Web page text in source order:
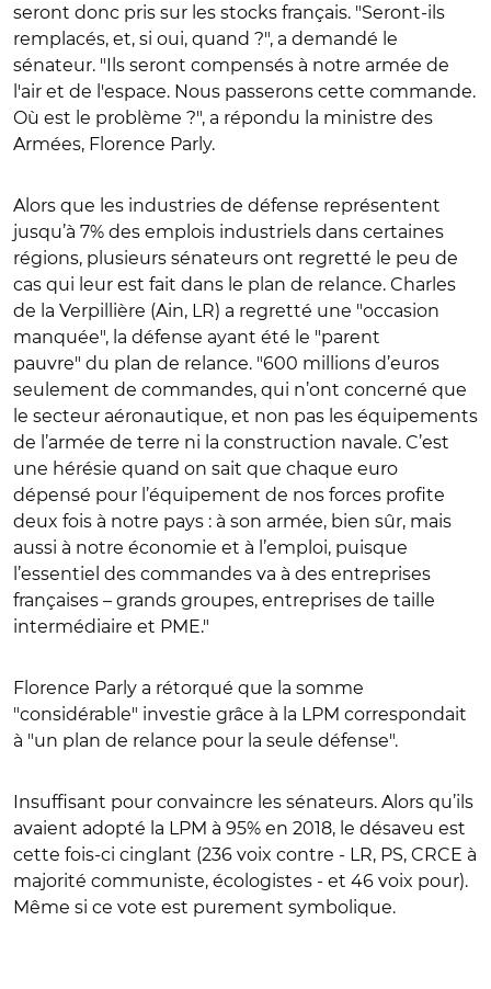
seront donc pris sur les stocks français. "Seront-ils
remplacés, et, si oui, quand ?", a demandé le
sénateur. "Ils seront compensés à notre armée de
l'air et de l'espace. Nous passerons cette commande.
Où est le problème ?", a répondu la ministre des
Armées, Florence Parly.
Alors que les industries de défense représentent
jusqu’à 7% des emplois industriels dans certaines
régions, plusieurs sénateurs ont regretté le peu de
cas qui leur est fait dans le plan de relance. Charles
de la Verpillière (Ain, LR) a regretté une "occasion
manquée", la défense ayant été le "parent
pauvre" du plan de relance. "600 millions d’euros
seulement de commandes, qui n’ont concerné que
le secteur aéronautique, et non pas les équipements
de l’armée de terre ni la construction navale. C’est
une hérésie quand on sait que chaque euro
dépensé pour l’équipement de nos forces profite
deux fois à notre pays : à son armée, bien sûr, mais
aussi à notre économie et à l’emploi, puisque
l’essentiel des commandes va à des entreprises
françaises – grands groupes, entreprises de taille
intermédiaire et PME."
Florence Parly a rétorqué que la somme
"considérable" investie grâce à la LPM correspondait
à "un plan de relance pour la seule défense".
Insuffisant pour convaincre les sénateurs. Alors qu’ils
avaient adopté la LPM à 95% en 2018, le désaveu est
cette fois-ci cinglant (236 voix contre - LR, PS, CRCE à
majorité communiste, écologistes - et 46 voix pour).
Même si ce vote est purement symbolique.